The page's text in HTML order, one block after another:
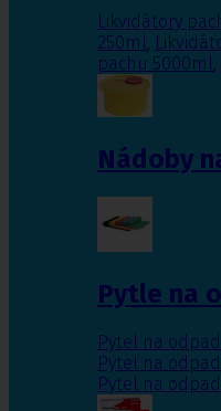
Likvidátory
250ml,
pachu 5000ml,
Nádoby
Pytle na
Pytel na
Pytel na
Pytel na